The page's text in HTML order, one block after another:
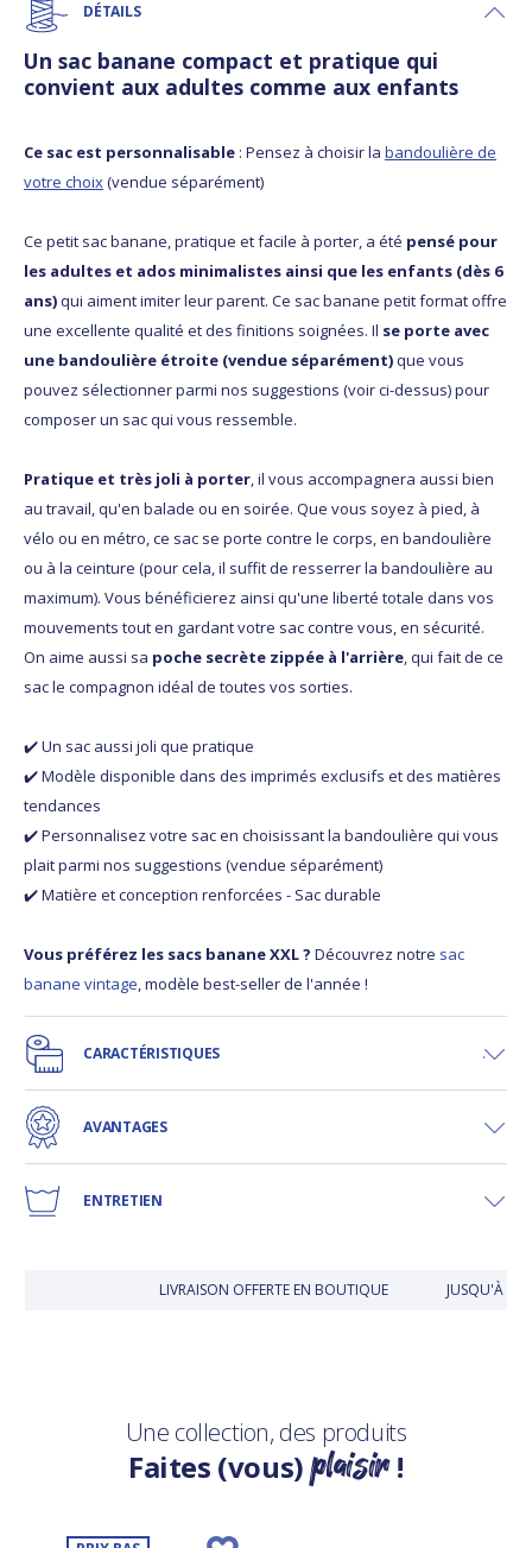
DÉTAILS
Un sac banane compact et pratique qui
convient aux adultes comme aux enfants
Ce sac est personnalisable : Pensez à choisir la bandoulière de
votre choix(vendue séparément)
Ce petit sac banane, pratique et facile à porter, a été pensé pour
les adultes et ados minimalistes ainsi que les enfants (dès 6
ans)qui aiment imiter leur parent. Ce sac banane petit format offre
une excellente qualité et des finitions soignées. Il se porte avec
une bandoulière étroite (vendue séparément)que vous
pouvez sélectionner parmi nos suggestions (voir ci-dessus) pour
composer un sac qui vous ressemble.
Pratique et très joli à porter, il vous accompagnera aussi bien
au travail, qu'en balade ou en soirée. Que vous soyez à pied, à
vélo ou en métro, ce sac se porte contre le corps, en bandoulière
ou à la ceinture (pour cela, il suffit de resserrer la bandoulière au
maximum). Vous bénéficierez ainsi qu'une liberté totale dans vos
mouvements tout en gardant votre sac contre vous, en sécurité.
On aime aussi sa poche secrète zippée à l'arrière, qui fait de ce
sac le compagnon idéal de toutes vos sorties.
✔️ Un sac aussi joli que pratique
✔️ Modèle disponible dans des imprimés exclusifs et des matières
tendances
✔️ Personnalisez votre sac en choisissant la bandoulière qui vous
plait parmi nos suggestions (vendue séparément)
✔️ Matière et conception renforcées - Sac durable
Vous préférez les sacs banane XXL ? Découvrez notre sac
banane vintage, modèle best-seller de l'année !
CARACTÉRISTIQUES
AVANTAGES
ENTRETIEN
LIVRAISON OFFERTE EN BOUTIQUE JUSQU'À 30
Une collection, des produits
Faites (vous)plaisir!